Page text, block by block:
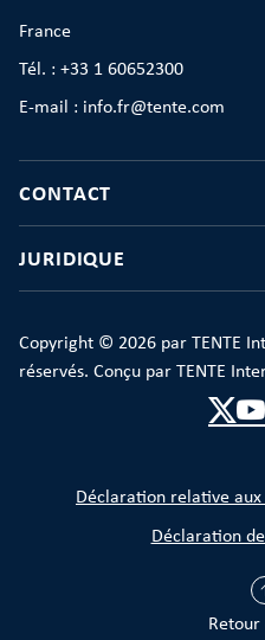
France
Tél. : +33 1 60652300
E-mail : info.fr@tente.com
CONTACT
JURIDIQUE
Copyright © 2026 par TENTE
réservés. Conçu par TENTE
Retour
Déclaration relative aux
Déclaration